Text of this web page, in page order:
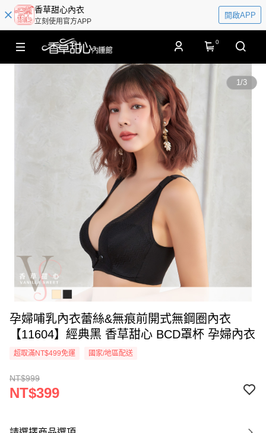
香草甜心內衣
立刻使用官方APP
開啟APP
0
1/3
孕婦哺乳內衣蕾絲&無痕前開式無鋼圈內衣
【11604】經典黑 香草甜心 BCD罩杯 孕婦內衣
超取滿NT$499免運 國家/地區配送
NT$999
NT$399